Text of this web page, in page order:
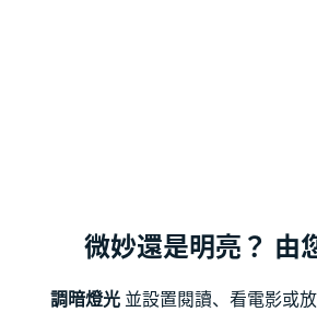
微妙還是明亮？ 由
調暗燈光 並設置閱讀、看電影或